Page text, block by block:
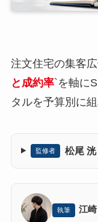
注文住宅の集客
と成約率`を軸に
タルを予算別に
監修者 松尾 洸
執筆 江